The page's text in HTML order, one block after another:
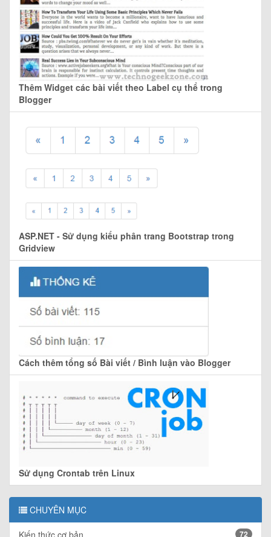
Thêm Widget các bài viết theo Label cụ thể trong
Blogger
ASP.NET - Sử dụng kiểu phân trang Bootstrap trong
Gridview
Cách thêm tổng số Bài viết / Bình luận vào Blogger
Sử dụng Crontab trên Linux
CHUYÊN MỤC
Kiến thức cơ bản 72